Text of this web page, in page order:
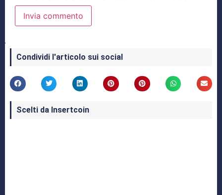
Condividi l'articolo sui social
Scelti da Insertcoin